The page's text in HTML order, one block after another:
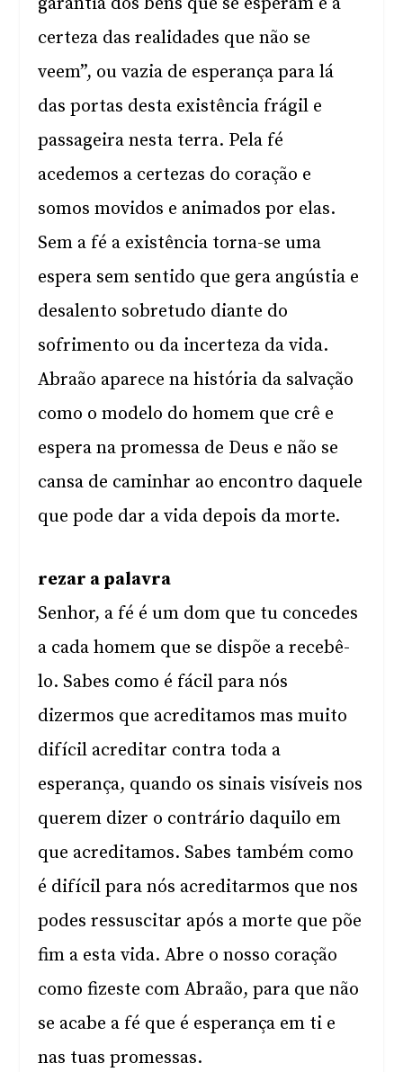
certeza das realidades que não se
veem”, ou vazia de esperança para lá
das portas desta existência frágil e
passageira nesta terra. Pela fé
acedemos a certezas do coração e
somos movidos e animados por elas.
Sem a fé a existência torna-se uma
espera sem sentido que gera angústia e
desalento sobretudo diante do
sofrimento ou da incerteza da vida.
Abraão aparece na história da salvação
como o modelo do homem que crê e
espera na promessa de Deus e não se
cansa de caminhar ao encontro daquele
que pode dar a vida depois da morte.
rezar a palavra
Senhor, a fé é um dom que tu concedes
a cada homem que se dispõe a recebê-
lo. Sabes como é fácil para nós
dizermos que acreditamos mas muito
difícil acreditar contra toda a
esperança, quando os sinais visíveis nos
querem dizer o contrário daquilo em
que acreditamos. Sabes também como
é difícil para nós acreditarmos que nos
podes ressuscitar após a morte que põe
fim a esta vida. Abre o nosso coração
como fizeste com Abraão, para que não
se acabe a fé que é esperança em ti e
nas tuas promessas.